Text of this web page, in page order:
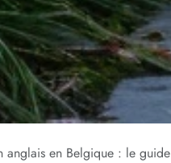
anglais en Belgique : le guide